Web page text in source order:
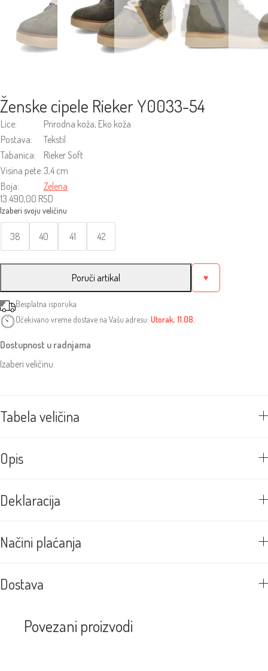
Ženske cipele Rieker Y0033-54
Lice:
Prirodna koža, Eko koža
Postava:
Tekstil
Tabanica:
Rieker Soft
Visina pete:3,4 cm
Boja:
Zelena
13.490,00 RSD
38 40 41 42
Poruči artikal ♥
Besplatna isporuka
Očekivano vreme dostave na Vašu adresu: Utorak, 11.08.
Dostupnost u radnjama
Izaberi veličinu.
Tabela veličina
Opis
Deklaracija
Načini plaćanja
Dostava
Povezani proizvodi